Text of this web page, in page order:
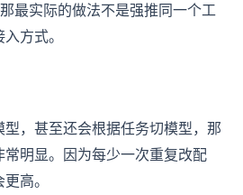
最实际的做法不是强推同一个工
方式。
，甚至还会根据任务切模型，那
明显。因为每少一次重复改配
高。